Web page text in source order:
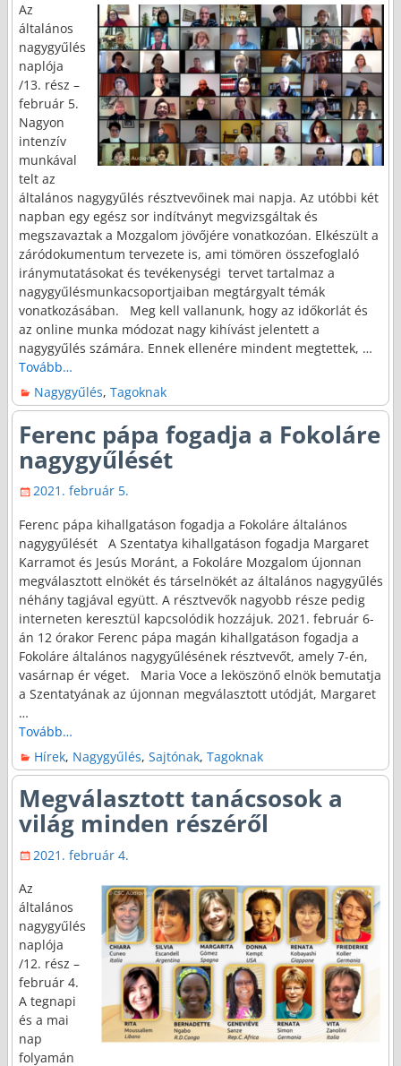
Az
általános
nagygyűlés
naplója
/13. rész –
február 5.
Nagyon
intenzív
munkával
telt az
általános nagygyűlés résztvevőinek mai napja. Az utóbbi két
napban egy egész sor indítványt megvizsgáltak és
megszavaztak a Mozgalom jövőjére vonatkozóan. Elkészült a
záródokumentum tervezete is, ami tömören összefoglaló
iránymutatásokat és tevékenységi tervet tartalmaz a
nagygyűlésmunkacsoportjaiban megtárgyalt témák
vonatkozásában. Meg kell vallanunk, hogy az időkorlát és
az online munka módozat nagy kihívást jelentett a
nagygyűlés számára. Ennek ellenére mindent megtettek, …
Tovább…
Nagygyűlés,Tagoknak
Ferenc pápa fogadja a Fokoláre
nagygyűlését
2021. február 5.
Ferenc pápa kihallgatáson fogadja a Fokoláre általános
nagygyűlését A Szentatya kihallgatáson fogadja Margaret
Karramot és Jesús Moránt, a Fokoláre Mozgalom újonnan
megválasztott elnökét és társelnökét az általános nagygyűlés
néhány tagjával együtt. A résztvevők nagyobb része pedig
interneten keresztül kapcsolódik hozzájuk. 2021. február 6-
án 12 órakor Ferenc pápa magán kihallgatáson fogadja a
Fokoláre általános nagygyűlésének résztvevőt, amely 7-én,
vasárnap ér véget. Maria Voce a leköszönő elnök bemutatja
a Szentatyának az újonnan megválasztott utódját, Margaret
…
Tovább…
Hírek, Nagygyűlés,Sajtónak,Tagoknak
Megválasztott tanácsosok a
világ minden részéről
2021. február 4.
Az
általános
nagygyűlés
naplója
/12. rész –
február 4.
A tegnapi
és a mai
nap
folyamán